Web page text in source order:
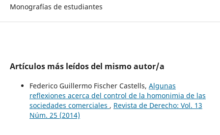
Monografías de estudiantes
Artículos más leídos del mismo autor/a
Federico Guillermo Fischer Castells, Algunas
reflexiones acerca del control de la homonimia de las
sociedades comerciales , Revista de Derecho: Vol. 13
Núm. 25 (2014)